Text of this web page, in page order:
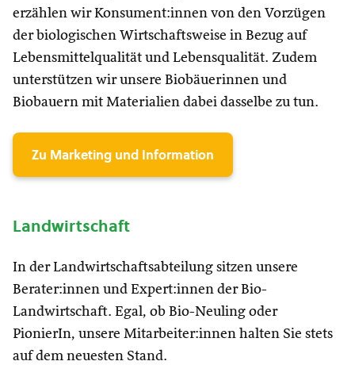
erzählen wir Konsument:innen von den Vorzügen
der biologischen Wirtschaftsweise in Bezug auf
Lebensmittelqualität und Lebensqualität. Zudem
unterstützen wir unsere Biobäuerinnen und
Biobauern mit Materialien dabei dasselbe zu tun.
Zu Marketing und Information
Landwirtschaft
In der Landwirtschaftsabteilung sitzen unsere
Berater:innen und Expert:innen der Bio-
Landwirtschaft. Egal, ob Bio-Neuling oder
PionierIn, unsere Mitarbeiter:innen halten Sie stets
auf dem neuesten Stand.